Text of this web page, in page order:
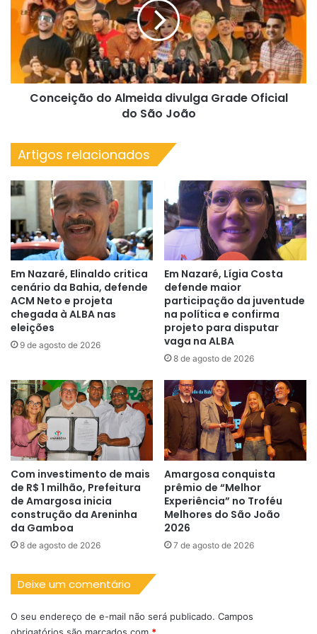
confira
divulga
Grade
Oficial
do São João
Conceição do Almeida divulga Grade Oficial
do São João
Artigos relacionados
Em Nazaré, Elinaldo critica
cenário da Bahia, defende
ACM Neto e projeta
chegada à ALBA nas
eleições
9 de agosto de 2026
Em Nazaré, Lígia Costa
defende maior
participação da juventude
na política e confirma
projeto para disputar
vaga na ALBA
8 de agosto de 2026
Com investimento de mais
de R$ 1 milhão, Prefeitura
de Amargosa inicia
construção da Areninha
da Gamboa
8 de agosto de 2026
Amargosa conquista
prêmio de “Melhor
Experiência” no Troféu
Melhores do São João
2026
7 de agosto de 2026
Deixe um comentário
O seu endereço de e-mail não será publicado. Campos